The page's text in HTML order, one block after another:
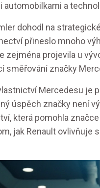
automobilkami a
dohodl na
přineslo mnoho
zejména projevila u
směřování značky
Mercedesu je
úspěch značky není
která pomohla
jak Renault ovlivňuje